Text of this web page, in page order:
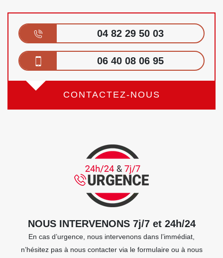
04 82 29 50 03
06 40 08 06 95
CONTACTEZ-NOUS
NOUS INTERVENONS 7j/7 et 24h/24
En cas d’urgence, nous intervenons dans l’immédiat,
n’hésitez pas à nous contacter via le formulaire ou à nous